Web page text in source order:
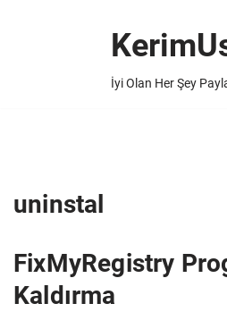
İyi Olan Her Şey
uninstal
FixMyRegistry
Kaldırma